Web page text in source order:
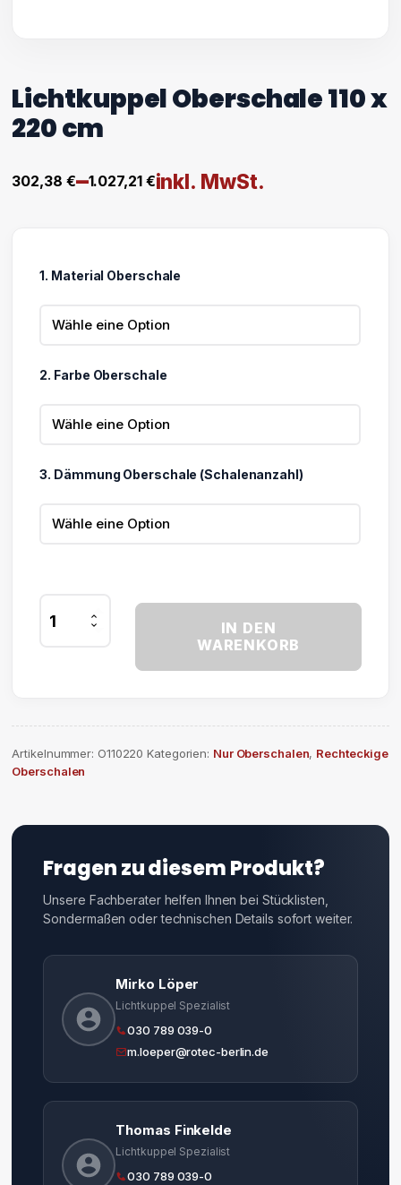
Lichtkuppel Oberschale 110 x
220 cm
302,38 €–1.027,21 €
Preisspanne:
bis
1.027,21 €
inkl. MwSt.
1. Material Oberschale
2. Farbe Oberschale
3. Dämmung Oberschale (Schalenanzahl)
Oberschale
IN DEN
WARENKORB
Artikelnummer: O110220 Kategorien: Nur Oberschalen, Rechteckige
Oberschalen
Fragen zu diesem Produkt?
Unsere Fachberater helfen Ihnen bei Stücklisten,
Sondermaßen oder technischen Details sofort weiter.
Mirko Löper
Lichtkuppel Spezialist
030 789 039-0
m.loeper@rotec-berlin.de
Thomas Finkelde
Lichtkuppel Spezialist
030 789 039-0